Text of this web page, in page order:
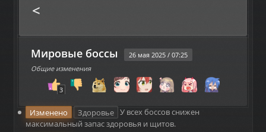
<
Мировые боссы
26 мая 2025 / 07:25
Общие изменения
Изменено Здоровье У всех боссов снижен
максимальный запас здоровья и щитов.